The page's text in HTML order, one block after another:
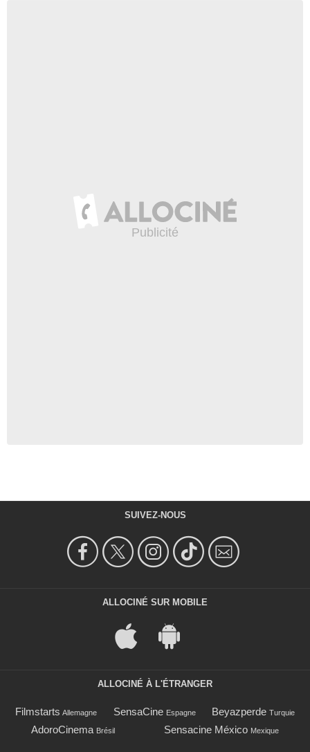
SUIVEZ-NOUS
ALLOCINÉ SUR MOBILE
ALLOCINÉ À L'ÉTRANGER
Filmstarts Allemagne SensaCine Espagne Beyazperde Turquie
AdoroCinema Brésil Sensacine México Mexique